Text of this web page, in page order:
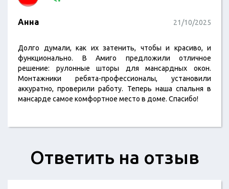
Анна 21/10/2025
Долго думали, как их затенить, чтобы и красиво, и
функционально. В Амиго предложили отличное
решение: рулонные шторы для мансардных окон.
Монтажники ребята-профессионалы, установили
аккуратно, проверили работу. Теперь наша спальня в
мансарде самое комфортное место в доме. Спасибо!
Ответить на отзыв